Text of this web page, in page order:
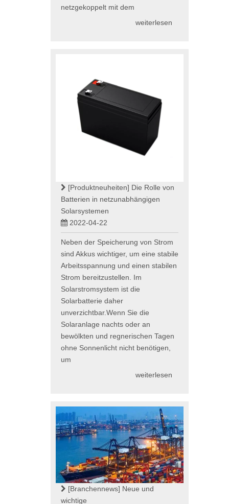
netzgekoppelt mit dem
weiterlesen
[Produktneuheiten] Die Rolle von
Batterien in netzunabhängigen
Solarsystemen
2022-04-22
Neben der Speicherung von Strom
sind Akkus wichtiger, um eine stabile
Arbeitsspannung und einen stabilen
Strom bereitzustellen. Im
Solarstromsystem ist die
Solarbatterie daher
unverzichtbar.Wenn Sie die
Solaranlage nachts oder an
bewölkten und regnerischen Tagen
ohne Sonnenlicht nicht benötigen,
um
weiterlesen
[Branchennews] Neue und
wichtige